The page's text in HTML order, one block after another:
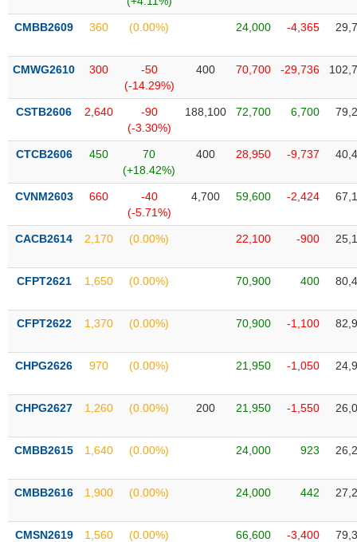
CMBB2609 360 (0.00%) 24,000 -4,365
CMWG2610 300
-50
(-14.29%)
400 70,700 -29,736
CSTB2606 2,640
-90
(-3.30%)
188,100 72,700 6,700
CTCB2606 450
70
(+18.42%)
400 28,950 -9,737
CVNM2603 660
-40
(-5.71%)
4,700 59,600 -2,424
CACB2614 2,170 (0.00%) 22,100 -900
CFPT2621 1,650 (0.00%) 70,900 400
CFPT2622 1,370 (0.00%) 70,900 -1,100
CHPG2626 970 (0.00%) 21,950 -1,050
CHPG2627 1,260 (0.00%) 200 21,950 -1,550
CMBB2615 1,640 (0.00%) 24,000 923
CMBB2616 1,900 (0.00%) 24,000 442
CMSN2619 1,560 (0.00%) 66,600 -3,400
CHĂM
SỨC
TÀI
TIN
VỤ
THÔNG